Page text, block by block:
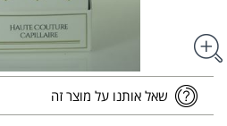
שאל אותנו על מוצר זה